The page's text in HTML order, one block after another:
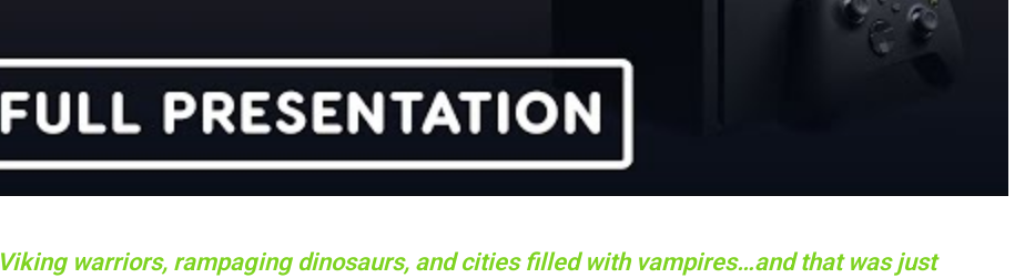
Viking warriors, rampaging dinosaurs, and cities filled with vampires…and that was just